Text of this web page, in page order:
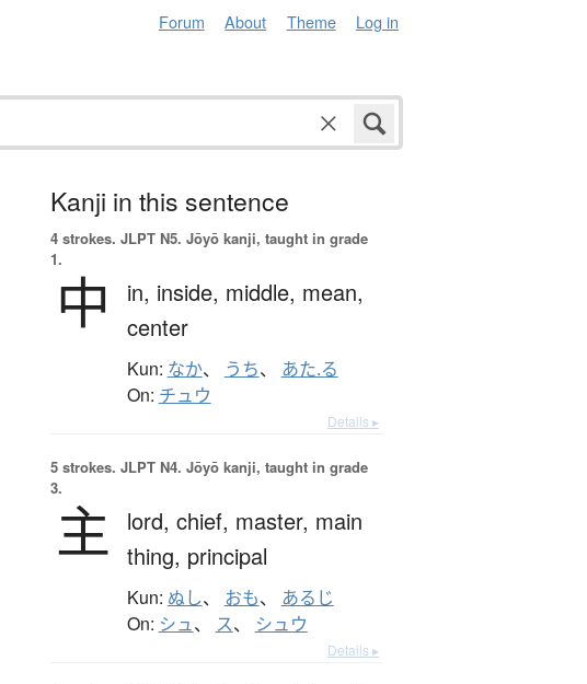
Forum About Theme Log in
Kanji in this sentence
4 strokes. JLPT N5. Jōyō kanji, taught in grade
1.
中 in, inside, middle, mean,
center
Kun: なか、 うち、 あた.る
On: チュウ
Details ▸
5 strokes. JLPT N4. Jōyō kanji, taught in grade
3.
主 lord, chief, master, main
thing, principal
Kun: ぬし、 おも、 あるじ
On: シュ、 ス、 シュウ
Details ▸